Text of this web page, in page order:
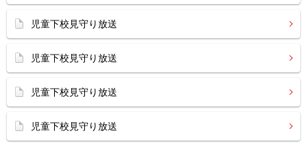
児童下校見守り放送
児童下校見守り放送
児童下校見守り放送
児童下校見守り放送